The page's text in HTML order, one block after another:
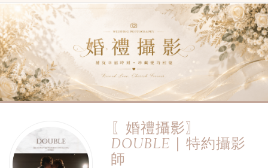
〖婚禮攝影〗
DOUBLE ∣ 特約攝影
師